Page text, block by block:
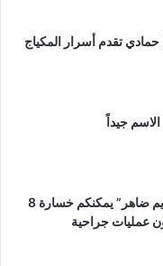
تقدم أسرار المكياج
جيداً
مع أخصائية التغذية “ريم ضاهر” يمكنكم خسارة 8